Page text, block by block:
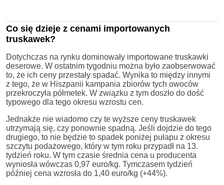
Co się dzieje z cenami importowanych
truskawek?
Dotychczas na rynku dominowały importowane truskawki
deserowe. W ostatnim tygodniu można było zaobserwować
to, że ich ceny przestały spadać. Wynika to między innymi
z tego, że w Hiszpanii kampania zbiorów tych owoców
przekroczyła półmetek. W związku z tym doszło do dość
typowego dla tego okresu wzrostu cen.
Jednakże nie wiadomo czy te wyższe ceny truskawek
utrzymają się, czy ponownie spadną. Jeśli dojdzie do tego
drugiego, to nie będzie to spadek poniżej pułapu z okresu
szczytu podażowego, który w tym roku przypadł na 13.
tydzień roku. W tym czasie średnia cena u producenta
wyniosła wówczas 0,97 euro/kg. Tymczasem tydzień
później cena wzrosła do 1,40 euro/kg (+44%).